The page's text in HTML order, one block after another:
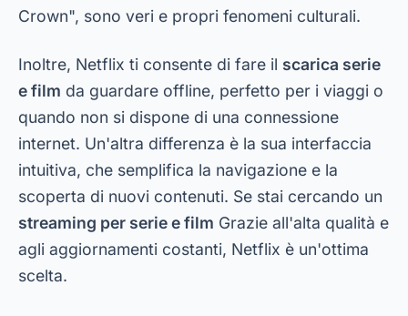
Crown", sono veri e propri fenomeni culturali.
Inoltre, Netflix ti consente di fare il scarica serie
e film da guardare offline, perfetto per i viaggi o
quando non si dispone di una connessione
internet. Un'altra differenza è la sua interfaccia
intuitiva, che semplifica la navigazione e la
scoperta di nuovi contenuti. Se stai cercando un
streaming per serie e film Grazie all'alta qualità e
agli aggiornamenti costanti, Netflix è un'ottima
scelta.